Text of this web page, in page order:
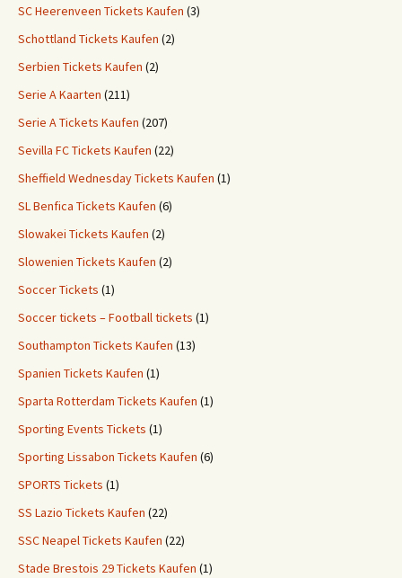
SC Heerenveen Tickets Kaufen (3)
Schottland Tickets Kaufen (2)
Serbien Tickets Kaufen (2)
Serie A Kaarten (211)
Serie A Tickets Kaufen (207)
Sevilla FC Tickets Kaufen (22)
Sheffield Wednesday Tickets Kaufen (1)
SL Benfica Tickets Kaufen (6)
Slowakei Tickets Kaufen (2)
Slowenien Tickets Kaufen (2)
Soccer Tickets (1)
Soccer tickets – Football tickets (1)
Southampton Tickets Kaufen (13)
Spanien Tickets Kaufen (1)
Sparta Rotterdam Tickets Kaufen (1)
Sporting Events Tickets (1)
Sporting Lissabon Tickets Kaufen (6)
SPORTS Tickets (1)
SS Lazio Tickets Kaufen (22)
SSC Neapel Tickets Kaufen (22)
Stade Brestois 29 Tickets Kaufen (1)